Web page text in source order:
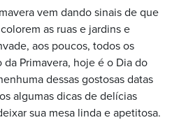
vem dando sinais de que
as ruas e jardins e
aos poucos, todos os
Primavera, hoje é o Dia do
dessas gostosas datas
algumas dicas de delícias
sua mesa linda e apetitosa.